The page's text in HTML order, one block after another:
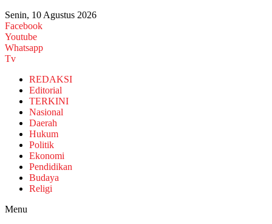
Senin, 10 Agustus 2026
Facebook
Youtube
Whatsapp
Tv
REDAKSI
Editorial
TERKINI
Nasional
Daerah
Hukum
Politik
Ekonomi
Pendidikan
Budaya
Religi
Menu